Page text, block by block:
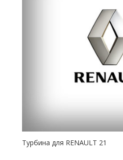
Турбина для RENAULT 21